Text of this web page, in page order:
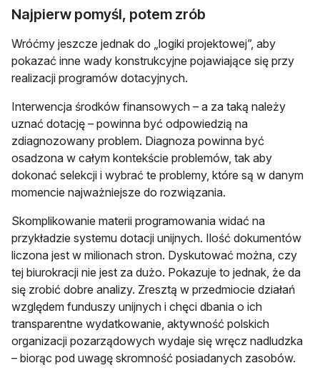
Najpierw pomyśl, potem zrób
Wróćmy jeszcze jednak do „logiki projektowej”, aby
pokazać inne wady konstrukcyjne pojawiające się przy
realizacji programów dotacyjnych.
Interwencja środków finansowych – a za taką należy
uznać dotację – powinna być odpowiedzią na
zdiagnozowany problem. Diagnoza powinna być
osadzona w całym kontekście problemów, tak aby
dokonać selekcji i wybrać te problemy, które są w danym
momencie najważniejsze do rozwiązania.
Skomplikowanie materii programowania widać na
przykładzie systemu dotacji unijnych. Ilość dokumentów
liczona jest w milionach stron. Dyskutować można, czy
tej biurokracji nie jest za dużo. Pokazuje to jednak, że da
się zrobić dobre analizy. Zresztą w przedmiocie działań
względem funduszy unijnych i chęci dbania o ich
transparentne wydatkowanie, aktywność polskich
organizacji pozarządowych wydaje się wręcz nadludzka
– biorąc pod uwagę skromność posiadanych zasobów.